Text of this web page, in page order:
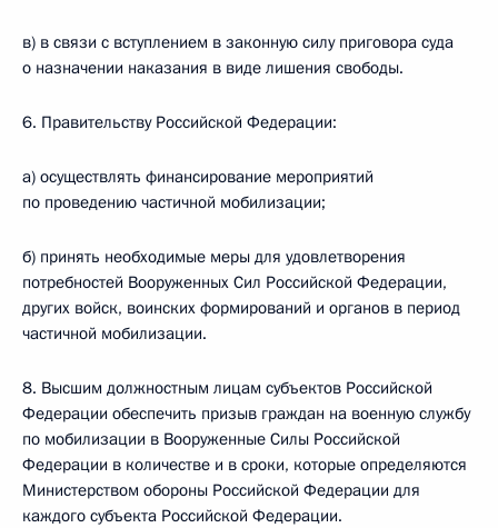
в) в связи с вступлением в законную силу приговора суда
о назначении наказания в виде лишения свободы.
6. Правительству Российской Федерации:
а) осуществлять финансирование мероприятий
по проведению частичной мобилизации;
б) принять необходимые меры для удовлетворения
потребностей Вооруженных Сил Российской Федерации,
других войск, воинских формирований и органов в период
частичной мобилизации.
8. Высшим должностным лицам субъектов Российской
Федерации обеспечить призыв граждан на военную службу
по мобилизации в Вооруженные Силы Российской
Федерации в количестве и в сроки, которые определяются
Министерством обороны Российской Федерации для
каждого субъекта Российской Федерации.